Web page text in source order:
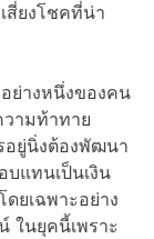
สี่ยงโชคที่น่า
ย่างหนึ่งของคน
ามท้าทาย
อยู่นิ่งต้องพัฒนา
บแทนเป็นเงิน
ยเฉพาะอย่าง
ในยุคนี้เพราะ